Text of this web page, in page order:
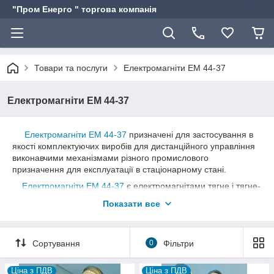
"Пром Енерго " торгова компанія
Товари та послуги Електромагніти ЕМ 44-37
Електромагніти ЕМ 44-37
Електромагніти ЕМ 44-37 призначені для застосування в
якості комплектуючих виробів для дистанційного управління
виконавчими механізмами різного промислового
призначення для експлуатації в стаціонарному стані.
Електромагніти ЕМ 44-37 є електромагнітами тягне і тягне-
мідним дротом), направляючих, скоб, штока, захисних скоб,
ярма і якоря.
і вертикальне.
Показати все
Сортування 0 Фільтри
Ціна з ПДВ Ціна з ПДВ